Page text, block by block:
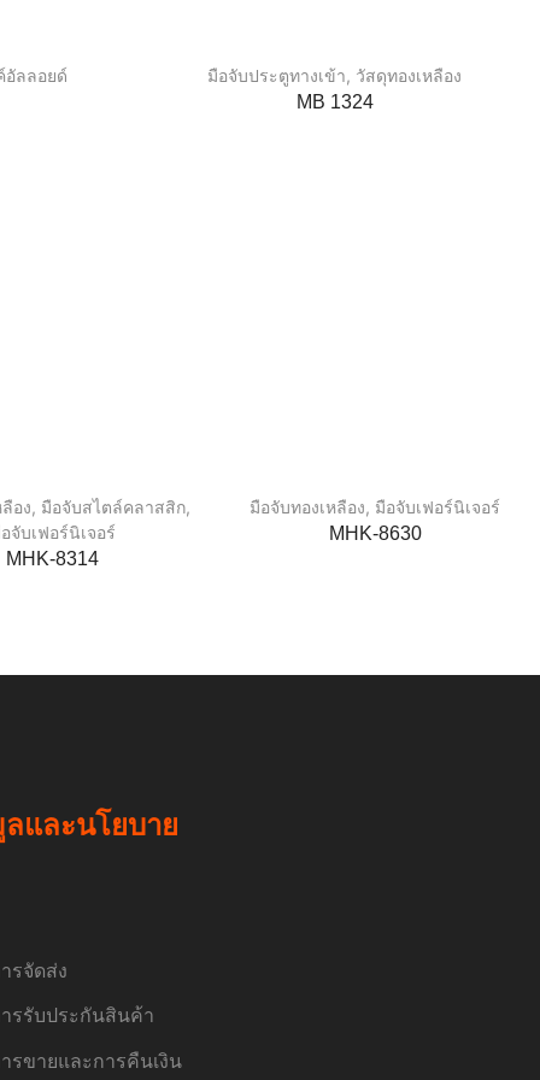
อัลลอยด์
มือจับประตูทางเข้า, วัสดุทองเหลือง
MB 1324
อง, มือจับสไตล์คลาสสิก,
จับเฟอร์นิเจอร์
MHK-8314
มือจับทองเหลือง, มือจับเฟอร์นิเจอร์
MHK-8630
และนโยบาย
รจัดส่ง
รรับประกันสินค้า
รขายและการคืนเงิน